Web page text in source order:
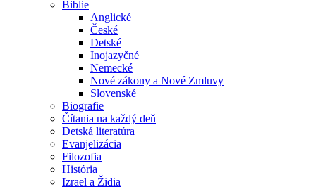
Biblie
Anglické
České
Detské
Inojazyčné
Nemecké
Nové zákony a Nové Zmluvy
Slovenské
Biografie
Čítania na každý deň
Detská literatúra
Evanjelizácia
Filozofia
História
Izrael a Židia